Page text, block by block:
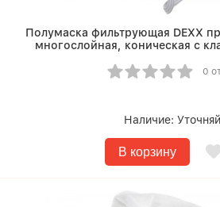
Полумаска фильтрующая DEXX
многослойная, коническая с
0
Наличие:
В корзину